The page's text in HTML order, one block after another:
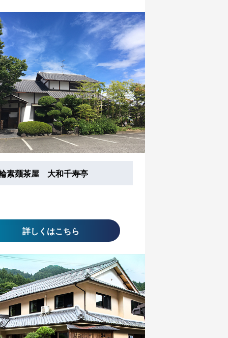
素麺茶屋 大和千寿亭
詳しくはこちら